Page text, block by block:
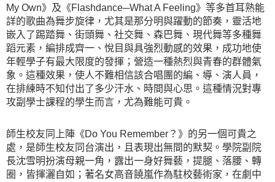
My Own》及《Flashdance─What A Feeling》等多首耳熟能
詳的歌曲為舞步旋律，尤其是那分明與躍動的節奏，靈活地
嵌入了踢踏舞、街頭舞、社交舞、森巴舞、現代舞等多種舞
蹈元素，編排成齊一、悅目與具強烈動感的效果，成功地使
年輕學子有最大限度的發揮；營造一種熱烈與青春的群體氣
象。這種效果，使人不難相信該合唱團的編、導、演人員，
在排練時不知付出了多少汗水、時間與心思。這種情況對專
攻副學士課程的學生而言，尤為難能可貴。
師生校友同上陣《Do You Remember？》的另一個可貴之
處，是師生校友同台演出，且表現出無間的默契。學院副院
長沈雪明扮演母親一角，露出一身好舞藝，提腿、落腰、轉
圈，皆揮灑自如；著名女高音饒嵐作為駐校藝術家，在劇中